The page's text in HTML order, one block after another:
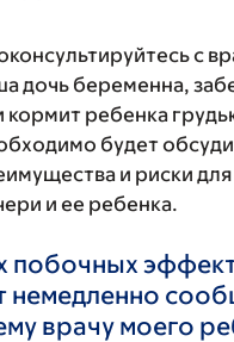
с
дочь беременна,
кормит ребенка
будет
и риски
и ее ребенка.
побочных
немедленно
врачу моего